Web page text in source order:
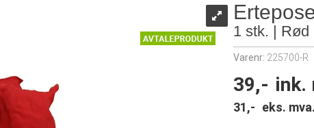
1 stk. | Rød
Varenr: 225700-R
39,- ink.
31,- eks. mva.